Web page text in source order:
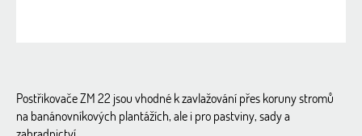
Postřikovače ZM 22 jsou vhodné k zavlažování přes koruny stromů
na banánovníkových plantážích, ale i pro pastviny, sady a